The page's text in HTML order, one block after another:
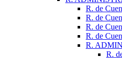
R. de
R. de
R. de
R. de
R.
R.